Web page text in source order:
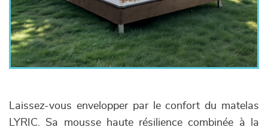
Laissez-vous envelopper par le confort du matelas
LYRIC. Sa mousse haute résilience combinée à la